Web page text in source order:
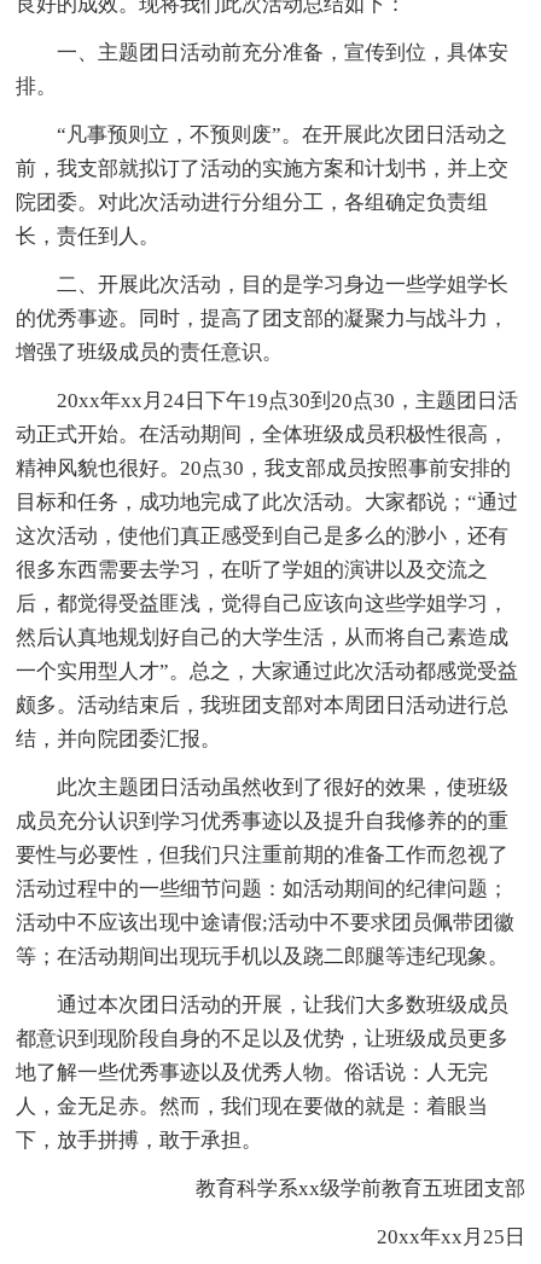
一、主题团日活动前充分准备，宣传到位，具体安
排。
“凡事预则立，不预则废”。在开展此次团日活动之
前，我支部就拟订了活动的实施方案和计划书，并上交
院团委。对此次活动进行分组分工，各组确定负责组
长，责任到人。
二、开展此次活动，目的是学习身边一些学姐学长
的优秀事迹。同时，提高了团支部的凝聚力与战斗力，
增强了班级成员的责任意识。
20xx年xx月24日下午19点30到20点30，主题团日活
动正式开始。在活动期间，全体班级成员积极性很高，
精神风貌也很好。20点30，我支部成员按照事前安排的
目标和任务，成功地完成了此次活动。大家都说；“通过
这次活动，使他们真正感受到自己是多么的渺小，还有
很多东西需要去学习，在听了学姐的演讲以及交流之
后，都觉得受益匪浅，觉得自己应该向这些学姐学习，
然后认真地规划好自己的大学生活，从而将自己素造成
一个实用型人才”。总之，大家通过此次活动都感觉受益
颇多。活动结束后，我班团支部对本周团日活动进行总
结，并向院团委汇报。
此次主题团日活动虽然收到了很好的效果，使班级
成员充分认识到学习优秀事迹以及提升自我修养的的重
要性与必要性，但我们只注重前期的准备工作而忽视了
活动过程中的一些细节问题：如活动期间的纪律问题；
活动中不应该出现中途请假;活动中不要求团员佩带团徽
等；在活动期间出现玩手机以及跷二郎腿等违纪现象。
通过本次团日活动的开展，让我们大多数班级成员
都意识到现阶段自身的不足以及优势，让班级成员更多
地了解一些优秀事迹以及优秀人物。俗话说：人无完
人，金无足赤。然而，我们现在要做的就是：着眼当
下，放手拼搏，敢于承担。
教育科学系xx级学前教育五班团支部
20xx年xx月25日